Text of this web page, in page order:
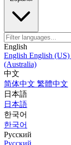
English
English English (US)
(Australia)
中文
简体中文 繁體中文
日本語
日本語
한국어
한국어
Русский
Русский